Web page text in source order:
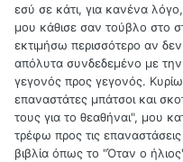
εσύ σε κάτι, για κανένα
μου κάθισε σαν τούβλο στο
εκτιμήσω περισσότερο αν
απόλυτα συνδεδεμένο με
γεγονός προς γεγονός.
επαναστάτες μπάτσοι και
τους για το θεαθήναι", μου
τρέφω προς τις
βιβλία όπως το "Όταν ο